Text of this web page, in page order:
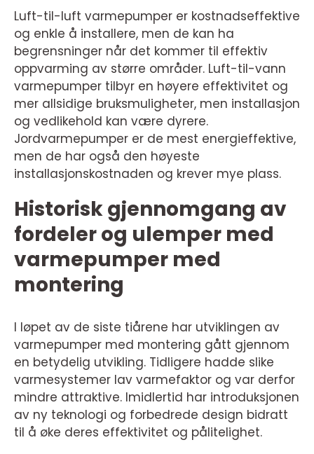
Luft-til-luft varmepumper er kostnadseffektive
og enkle å installere, men de kan ha
begrensninger når det kommer til effektiv
oppvarming av større områder. Luft-til-vann
varmepumper tilbyr en høyere effektivitet og
mer allsidige bruksmuligheter, men installasjon
og vedlikehold kan være dyrere.
Jordvarmepumper er de mest energieffektive,
men de har også den høyeste
installasjonskostnaden og krever mye plass.
Historisk gjennomgang av
fordeler og ulemper med
varmepumper med
montering
I løpet av de siste tiårene har utviklingen av
varmepumper med montering gått gjennom
en betydelig utvikling. Tidligere hadde slike
varmesystemer lav varmefaktor og var derfor
mindre attraktive. Imidlertid har introduksjonen
av ny teknologi og forbedrede design bidratt
til å øke deres effektivitet og pålitelighet.